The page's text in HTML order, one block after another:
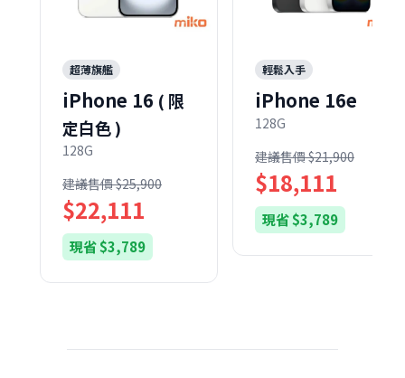
超薄旗艦
iPhone 16 ( 限
定白色 )
128G
建議售價 $25,900
$22,111
現省 $3,789
輕鬆入手
iPhone 16e
128G
建議售價 $21,900
$18,111
現省 $3,789